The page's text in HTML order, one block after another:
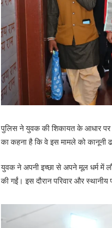
पुलिस ने युवक की शिकायत के आधार पर
का कहना है कि वे इस मामले को कानूनी
युवक ने अपनी इच्छा से अपने मूल धर्म में
की गईं। इस दौरान परिवार और स्थानीय